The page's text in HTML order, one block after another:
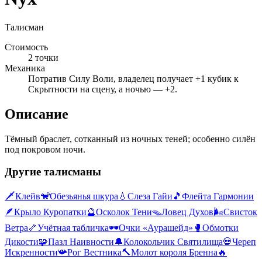
Талисман
Стоимость
2 точки
Механика
Потратив Силу Воли, владелец получает +1 кубик к
Скрытности на сцену, а ночью — +2.
Описание
Тёмный браслет, сотканный из ночных теней; особенно силён
под покровом ночи.
Другие талисманы
🗡️Клейв🐒Обезьянья шкура 💧 Слеза Гайи 🎵 Флейта Гармонии
🪶Крыло Куропатки🔮Осколок Тени🪤Ловец Духов🌬️Свисток
Ветра🦴Учётная табличка🕶️Очки «Аурашейд» 🥊 Обмотки
Дикости🧩Пазл Наивности🔔Колокольчик Святилища💀Череп
Искренности📯Рог Вестника🔨Молот короля Бренна 🔥